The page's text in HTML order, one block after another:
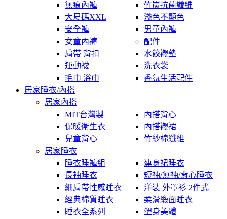
無痕內褲
竹炭抗菌纖維
大尺碼XXL
淺色不顯色
安全褲
男童內褲
女童內褲
配件
肩帶 背扣
水餃襯墊
運動襪
洗衣袋
毛巾 浴巾
香氛生活配件
居家睡衣/內搭
居家內搭
MIT台灣製
內搭背心
保暖衛生衣
內搭襯裙
兒童背心
竹紗棉纖維
居家睡衣
睡衣睡褲組
連身裙睡衣
長袖睡衣
短袖/無袖/背心睡衣
細肩帶性感睡衣
洋裝 外罩衫 2件式
經典棉質睡衣
柔滑緞面睡衣
睡衣全系列
塑身美體